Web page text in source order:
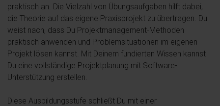
praktisch an. Die Vielzahl von Übungsaufgaben hilft dabei,
die Theorie auf das eigene Praxisprojekt zu übertragen. Du
weist nach, dass Du Projektmanagement-Methoden
praktisch anwenden und Problemsituationen im eigenen
Projekt lösen kannst. Mit Deinem fundierten Wissen kannst
Du eine vollständige Projektplanung mit Software-
Unterstützung erstellen.
Diese Ausbildungsstufe schließt Du mit einer